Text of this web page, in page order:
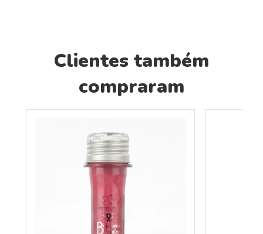
Clientes também
compraram